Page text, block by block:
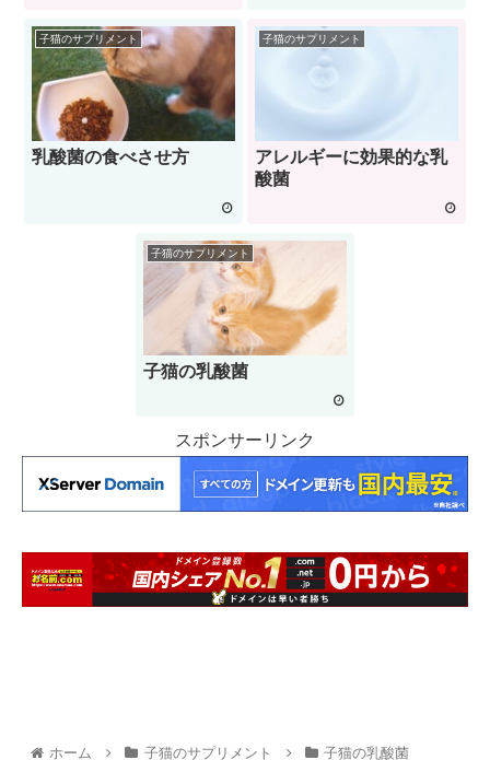
子猫のサプリメント
乳酸菌の食べさせ方
子猫のサプリメント
アレルギーに効果的な乳
酸菌
子猫のサプリメント
子猫の乳酸菌
スポンサーリンク
ホーム 子猫のサプリメント 子猫の乳酸菌